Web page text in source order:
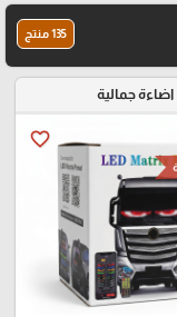
135 منتج
اضاءة جمالية
favorite_border